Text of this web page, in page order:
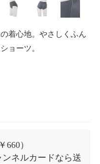
着心地。やさしくふん
ョーツ。
660）
ネルカードなら送